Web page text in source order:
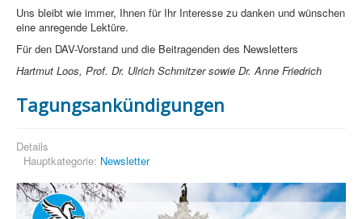
Uns bleibt wie immer, Ihnen für Ihr Interesse zu danken und wünschen
eine anregende Lektüre.
Für den DAV-Vorstand und die Beitragenden des Newsletters
Hartmut Loos, Prof. Dr. Ulrich Schmitzer sowie Dr. Anne Friedrich
Tagungsankündigungen
Details
Hauptkategorie: Newsletter